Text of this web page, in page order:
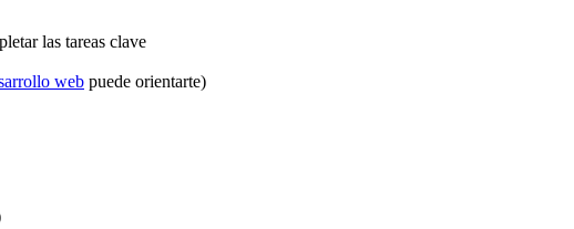
las tareas clave
web puede orientarte)